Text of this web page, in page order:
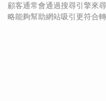
顧客通常會通過搜尋引擎來
略能夠幫助網站吸引更符合